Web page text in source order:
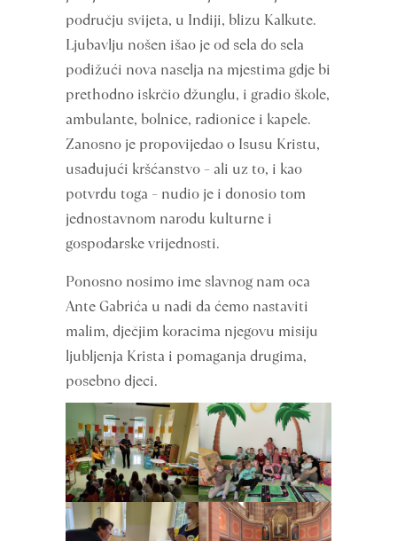
području svijeta, u Indiji, blizu Kalkute.
Ljubavlju nošen išao je od sela do sela
podižući nova naselja na mjestima gdje bi
prethodno iskrčio džunglu, i gradio škole,
ambulante, bolnice, radionice i kapele.
Zanosno je propovijedao o Isusu Kristu,
usađujući kršćanstvo – ali uz to, i kao
potvrdu toga – nudio je i donosio tom
jednostavnom narodu kulturne i
gospodarske vrijednosti.
Ponosno nosimo ime slavnog nam oca
Ante Gabrića u nadi da ćemo nastaviti
malim, dječjim koracima njegovu misiju
ljubljenja Krista i pomaganja drugima,
posebno djeci.